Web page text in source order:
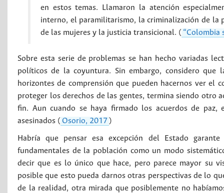
en estos temas. Llamaron la atención
interno, el paramilitarismo, la criminalización de la
de las mujeres y la justicia transicional. ( “Colombia
Sobre esta serie de problemas se han hecho variadas
políticos de la coyuntura. Sin embargo, considero
horizontes de comprensión que pueden hacernos ver el
proteger los derechos de las gentes, termina siendo otro
fin. Aun cuando se haya firmado los acuerdos de
asesinados ( Osorio, 2017 )
Habría que pensar esa excepción del Estado
fundamentales de la población como un modo
decir que es lo único que hace, pero parece mayor su
posible que esto pueda darnos otras perspectivas de lo
de la realidad, otra mirada que posiblemente no